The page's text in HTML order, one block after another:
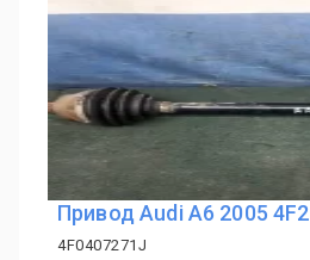
Привод Audi A6 2005 4F2
4F0407271J